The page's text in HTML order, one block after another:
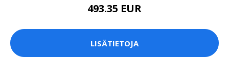
493.35 EUR
LISÄTIETOJA